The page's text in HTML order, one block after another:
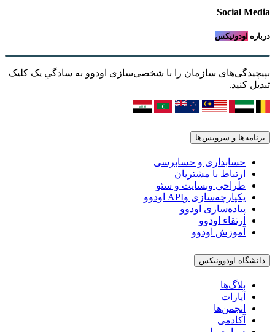
Social Media
درباره اودونیکس
بپیچیدگی‌های سازمان را با شخصی‌سازی اودوو به سادگیِ یک کلیک
تبدیل کنید.
برنامه‌ها و سرویس‌ها
حسابداری و حسابرسی
ارتباط با مشتریان
طراحی وبسایت و سئو
یکپارچه‌سازی وAPI اودوو
پیاده‌سازی اودوو
ارتقاء اودوو
آموزش اودوو
دانشگاه اودوونیکس
بلاگ‌ها
آپارات
انجمن‌ها
آکادمی